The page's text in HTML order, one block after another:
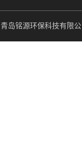
青岛铭源环保科技有限公